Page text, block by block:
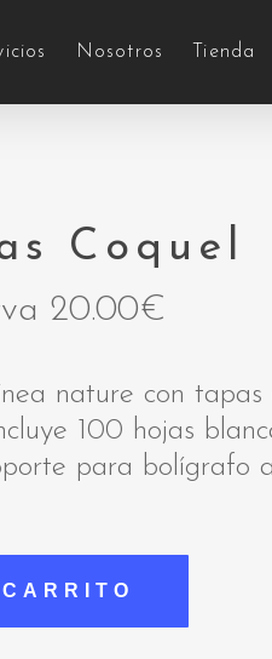
Nosotros Tienda
Coquel
20.00€
nature con
100 hojas
para bolígrafo